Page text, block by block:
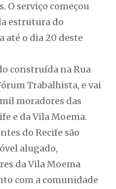
O serviço começou
estrutura do
até o dia 20 deste
construída na Rua
Trabalhista, e vai
moradores das
e da Vila Moema.
do Recife são
alugado,
da Vila Moema
com a comunidade